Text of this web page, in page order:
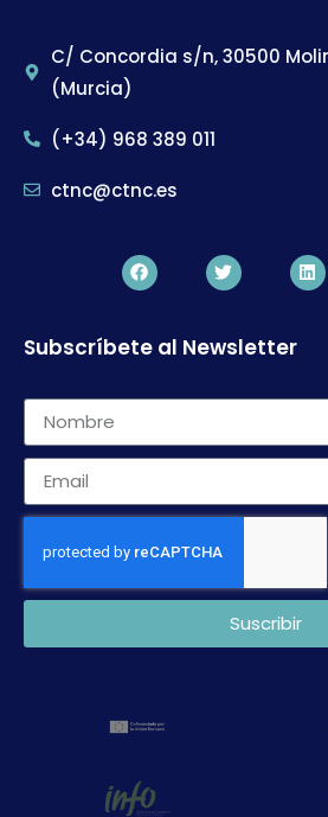
C/ Concordia s/n, 30500
(Murcia)
(+34) 968 389 011
ctnc@ctnc.es
Subscríbete al Newsletter
Suscribir